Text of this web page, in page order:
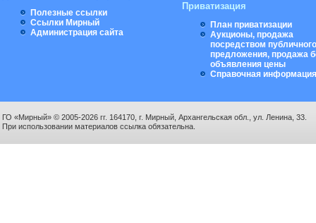
Полезные ссылки
Ссылки Мирный
Администрация сайта
Приватизация
План приватизации
Аукционы, продажа
посредством публичного
предложения, продажа
объявления цены
Справочная информация
ГО «Мирный» © 2005-2026 гг. 164170, г. Мирный, Архангельская обл., ул. Ленина, 33.
При использовании материалов ссылка обязательна.